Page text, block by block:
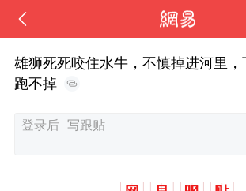
雄狮死死咬住水牛，不慎掉进河里
跑不掉